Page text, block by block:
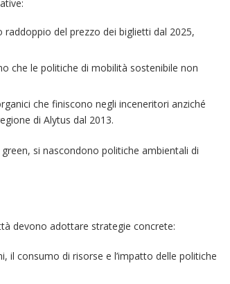
del prezzo dei biglietti dal 2025,
che le politiche di mobilità sostenibile non
che finiscono negli inceneritori anziché
di Alytus dal 2013.
si nascondono politiche ambientali di
devono adottare strategie concrete:
il consumo di risorse e l’impatto delle politiche
presentato da Milvia Marigliano
di Terry Mangiatordi
per la Navalmed
Crapolla violando...
digitale gratuito e...
presentato da Milvia Marigliano